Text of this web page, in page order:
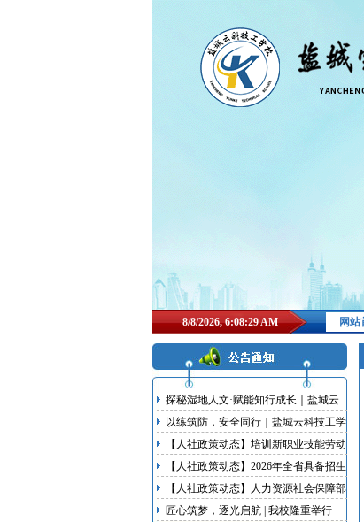
8/8/2026, 6:08:30 AM 网站
探秘湿地人文·赋能知行成长｜盐城云
科技工学校研学实践活动
以练筑防，安全同行｜盐城云科技工学
校开展地震、消防双应急疏散演练
【人社政策动态】培训新职业技能劳动
者不少于100万人次 江苏启动新职业新
岗位培育行动
【人社政策动态】2026年全省具备招生
资质技工院校名录发布
【人社政策动态】人力资源社会保障部
等5部门联合出台我国首部明确超龄劳
匠心筑梦，逐光启航 | 我校隆重举行